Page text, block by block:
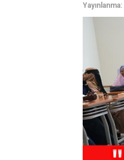
Yayınlanma: